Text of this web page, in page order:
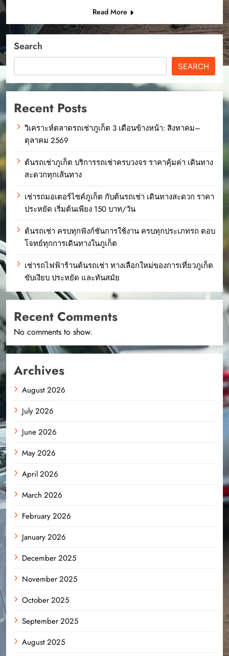
Read More
Search
SEARCH
Recent Posts
วิเคราะห์ตลาดรถเช่าภูเก็ต 3 เดือนข้างหน้า: สิงหาคม–
ตุลาคม 2569
ต้นรถเช่าภูเก็ต บริการรถเช่าครบวงจร ราคาคุ้มค่า เดินทาง
สะดวกทุกเส้นทาง
เช่ารถมอเตอร์ไซค์ภูเก็ต กับต้นรถเช่า เดินทางสะดวก ราคา
ประหยัด เริ่มต้นเพียง 150 บาท/วัน
ต้นรถเช่า ครบทุกฟังก์ชันการใช้งาน ครบทุกประเภทรถ ตอบ
โจทย์ทุกการเดินทางในภูเก็ต
เช่ารถไฟฟ้าร้านต้นรถเช่า ทางเลือกใหม่ของการเที่ยวภูเก็ต
ขับเงียบ ประหยัด และทันสมัย
Recent Comments
No comments to show.
Archives
August 2026
July 2026
June 2026
May 2026
April 2026
March 2026
February 2026
January 2026
December 2025
November 2025
October 2025
September 2025
August 2025